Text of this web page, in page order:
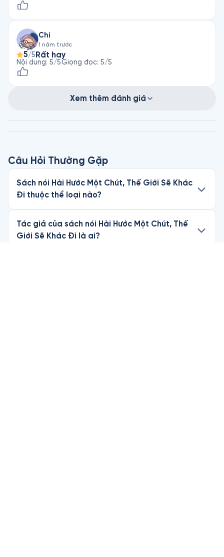
Chi
1 năm trước
5/5 Rất hay
Nội dung: 5/5Giọng đọc: 5/5
Xem thêm đánh giá
Câu Hỏi Thường Gặp
Sách nói Hài Hước Một Chút, Thế Giới Sẽ Khác
Đi thuộc thể loại nào?
Tác giả của sách nói Hài Hước Một Chút, Thế
Giới Sẽ Khác Đi là ai?